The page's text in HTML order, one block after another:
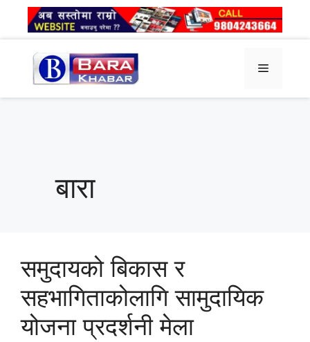
Menu
बारा
समुदायको बिकास र
सहभागिताकोलागि सामुदायिक
योजना प्रदर्शनी मेला